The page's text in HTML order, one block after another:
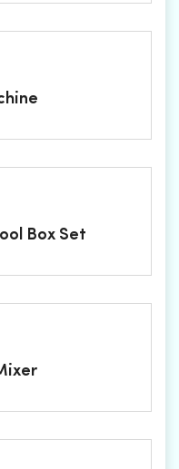
Box Set